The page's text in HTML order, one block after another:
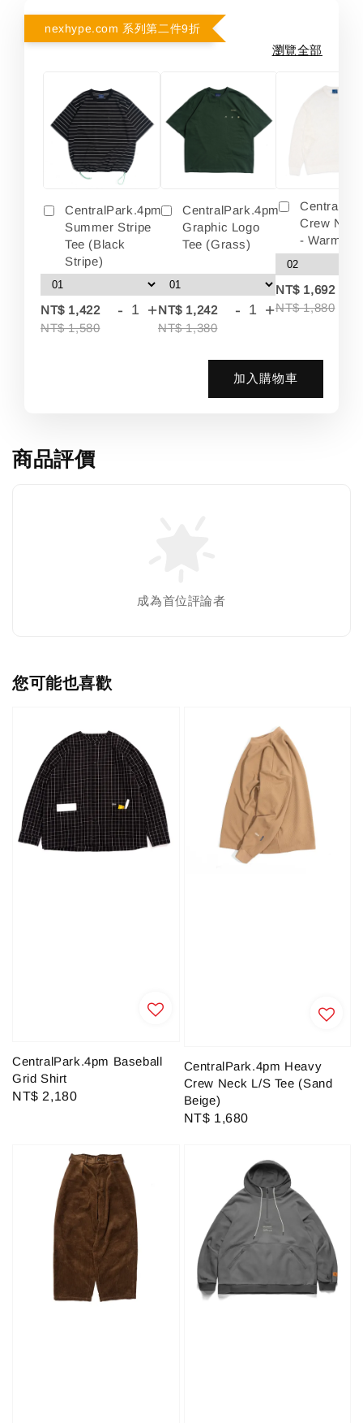
nexhype.com 系列第二件9折
瀏覽全部
CentralPark.4pm
Summer Stripe
Tee (Black
Stripe)
NT$ 1,422
NT$ 1,580
- +
CentralPark.4pm
Graphic Logo
Tee (Grass)
NT$ 1,242
NT$ 1,380
- +
Crew
- Warm
NT$ 1,692
NT$ 1,880
加入購物車
商品評價
成為首位評論者
您可能也喜歡
CentralPark.4pm Baseball
Grid Shirt
Regular
NT$ 2,180
CentralPark.4pm Heavy
Crew Neck L/S Tee (Sand
Beige)
Regular
NT$ 1,680